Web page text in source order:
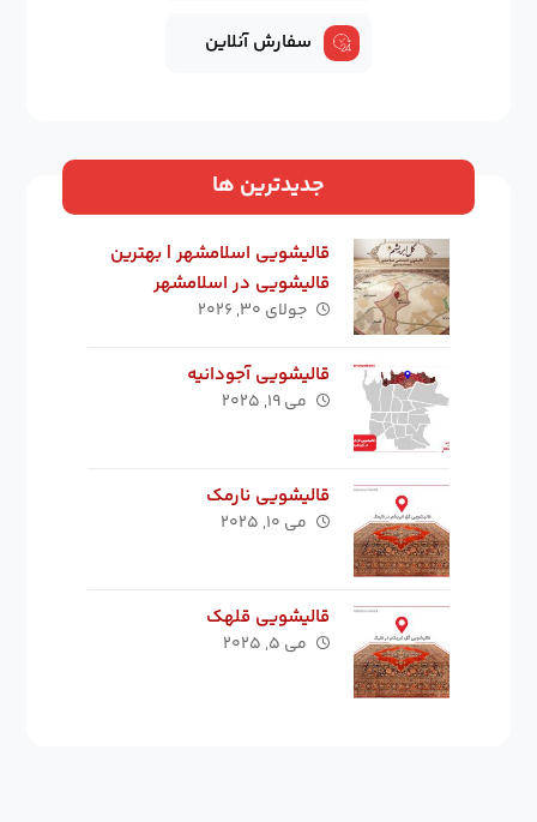
سفارش آنلاین
جدیدترین ها
قالیشویی اسلامشهر | بهترین
قالیشویی در اسلامشهر
جولای ۳۰, ۲۰۲۶
قالیشویی آجودانیه
می ۱۹, ۲۰۲۵
قالیشویی نارمک
می ۱۰, ۲۰۲۵
قالیشویی قلهک
می ۵, ۲۰۲۵